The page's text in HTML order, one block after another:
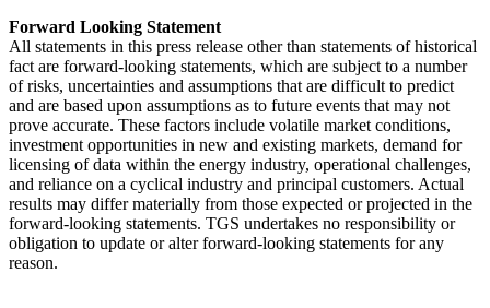
Forward Looking Statement
All statements in this press release other than statements of historical
fact are forward-looking statements, which are subject to a number
of risks, uncertainties and assumptions that are difficult to predict
and are based upon assumptions as to future events that may not
prove accurate. These factors include volatile market conditions,
investment opportunities in new and existing markets, demand for
licensing of data within the energy industry, operational challenges,
and reliance on a cyclical industry and principal customers. Actual
results may differ materially from those expected or projected in the
forward-looking statements. TGS undertakes no responsibility or
obligation to update or alter forward-looking statements for any
reason.